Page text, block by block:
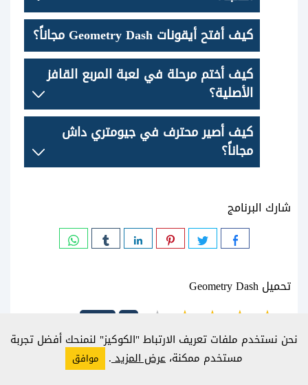
كيف أفتح أيقونات Geometry Dash مجاناً؟
كيف أختم مرحلة في لعبة المربع القافز
الأصلية؟
كيف أصير محترف في جيومتري داش
مجاناً؟
شارك البرنامج
تحميل Geometry Dash
4.5/5
1
تحميل
نحن نستخدم ملفات تعريف الارتباط "الكوكيز" لنمنحك أفضل تجربة
مستخدم ممكنة، عرض المزيد. موافق